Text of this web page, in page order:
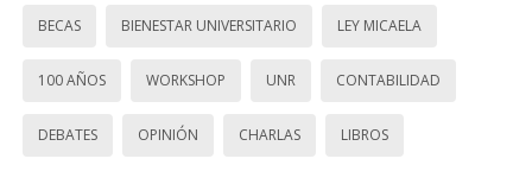
BECAS BIENESTAR UNIVERSITARIO LEY MICAELA
100 AÑOS WORKSHOP UNR CONTABILIDAD
DEBATES OPINIÓN CHARLAS LIBROS